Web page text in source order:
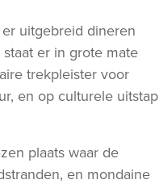
uitgebreid dineren
er in grote mate
trekpleister voor
en op culturele uitstap
plaats waar de
en mondaine